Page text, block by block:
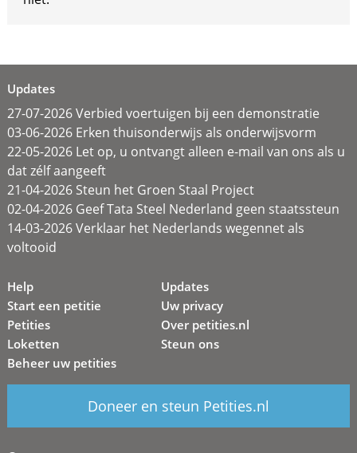
Updates
27-07-2026 Verbied voertuigen bij een demonstratie
03-06-2026 Erken thuisonderwijs als onderwijsvorm
22-05-2026 Let op, u ontvangt alleen e-mail van ons als u
dat zélf aangeeft
21-04-2026 Steun het Groen Staal Project
02-04-2026 Geef Tata Steel Nederland geen staatssteun
14-03-2026 Verklaar het Nederlands wegennet als
voltooid
Help
Start een petitie
Petities
Loketten
Beheer uw petities
Updates
Uw privacy
Over petities.nl
Steun ons
Doneer en steun Petities.nl